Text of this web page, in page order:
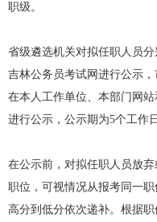
职级。
省级遴选机关对拟任职人员
吉林公务员考试网进行公示
在本人工作单位、本部门网
进行公示，公示期为5个工作日
在公示前，对拟任职人员放
职位，可视情况从报考同一
高分到低分依次递补。根据